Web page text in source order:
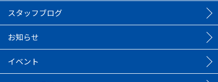
スタッフブログ
お知らせ
イベント